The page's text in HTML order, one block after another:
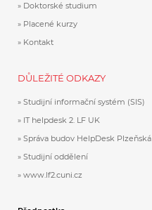
Doktorské studium
Placené kurzy
Kontakt
DŮLEŽITÉ ODKAZY
Studijní informační systém (SIS)
IT helpdesk 2. LF UK
Správa budov HelpDesk Plzeňská
Studijní oddělení
www.lf2.cuni.cz